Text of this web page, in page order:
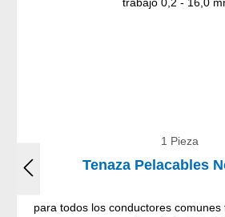
1 Pieza
Tenaza Pelacables
para todos los conductores comunes